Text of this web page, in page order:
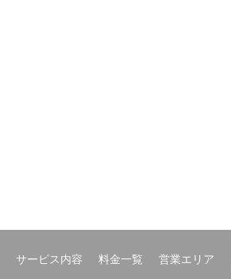
サービス内容 料金一覧 営業エリア